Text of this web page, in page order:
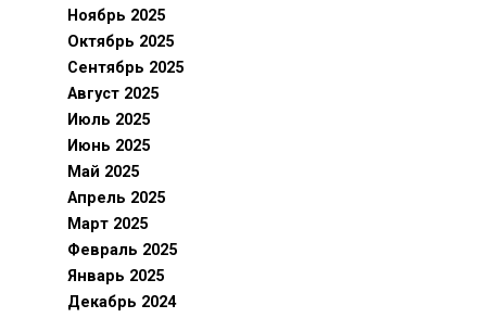
Ноябрь 2025
Октябрь 2025
Сентябрь 2025
Август 2025
Июль 2025
Июнь 2025
Май 2025
Апрель 2025
Март 2025
Февраль 2025
Январь 2025
Декабрь 2024